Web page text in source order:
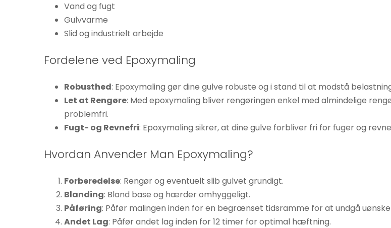
Vand og fugt
Gulvvarme
Slid og industrielt arbejde
Fordelene ved Epoxymaling
Robusthed: Epoxymaling gør dine gulve robuste og i stand til at modstå
Let at Rengøre: Med epoxymaling bliver rengøringen enkel med almindelige
problemfri.
Fugt- og Revnefri: Epoxymaling sikrer, at dine gulve forbliver fri for fuger og
Hvordan Anvender Man Epoxymaling?
Forberedelse: Rengør og eventuelt slib gulvet grundigt.
Blanding: Bland base og hærder omhyggeligt.
Påføring: Påfør malingen inden for en begrænset tidsramme for at undgå
Andet Lag: Påfør andet lag inden for 12 timer for optimal hæftning.
vores side,